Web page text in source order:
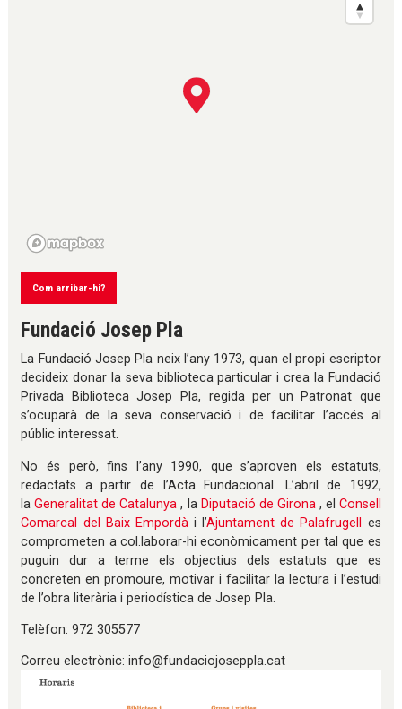
Com arribar-hi?
Fundació Josep Pla
La Fundació Josep Pla neix l’any 1973, quan el propi escriptor
decideix donar la seva biblioteca particular i crea la Fundació
Privada Biblioteca Josep Pla, regida per un Patronat que
s’ocuparà de la seva conservació i de facilitar l’accés al
públic interessat.
No és però, fins l’any 1990, que s’aproven els estatuts,
redactats a partir de l’Acta Fundacional. L’abril de 1992,
laGeneralitat de Catalunya , la Diputació de Girona, el Consell
Comarcal del Baix Empordài l’Ajuntament de Palafrugell
es
comprometen a col.laborar-hi econòmicament per tal que es
puguin dur a terme els objectius dels estatuts que es
concreten en promoure, motivar i facilitar la lectura i l’estudi
de l’obra literària i periodística de Josep Pla.
Telèfon: 972 305577
Correu electrònic: info@fundaciojoseppla.cat